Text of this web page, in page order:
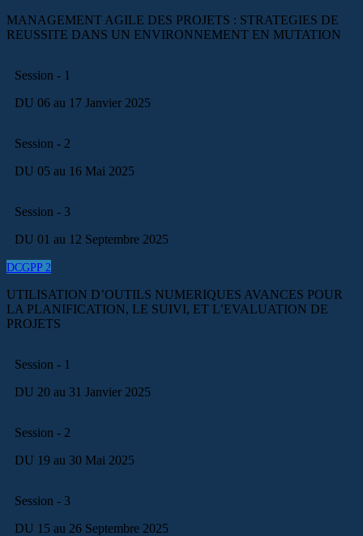
MANAGEMENT AGILE DES PROJETS : STRATEGIES DE
REUSSITE DANS UN ENVIRONNEMENT EN MUTATION
Session - 1
DU 06 au 17 Janvier 2025
Session - 2
DU 05 au 16 Mai 2025
Session - 3
DU 01 au 12 Septembre 2025
DCGPP 2
UTILISATION D’OUTILS NUMERIQUES AVANCES POUR
LA PLANIFICATION, LE SUIVI, ET L’EVALUATION DE
PROJETS
Session - 1
DU 20 au 31 Janvier 2025
Session - 2
DU 19 au 30 Mai 2025
Session - 3
DU 15 au 26 Septembre 2025